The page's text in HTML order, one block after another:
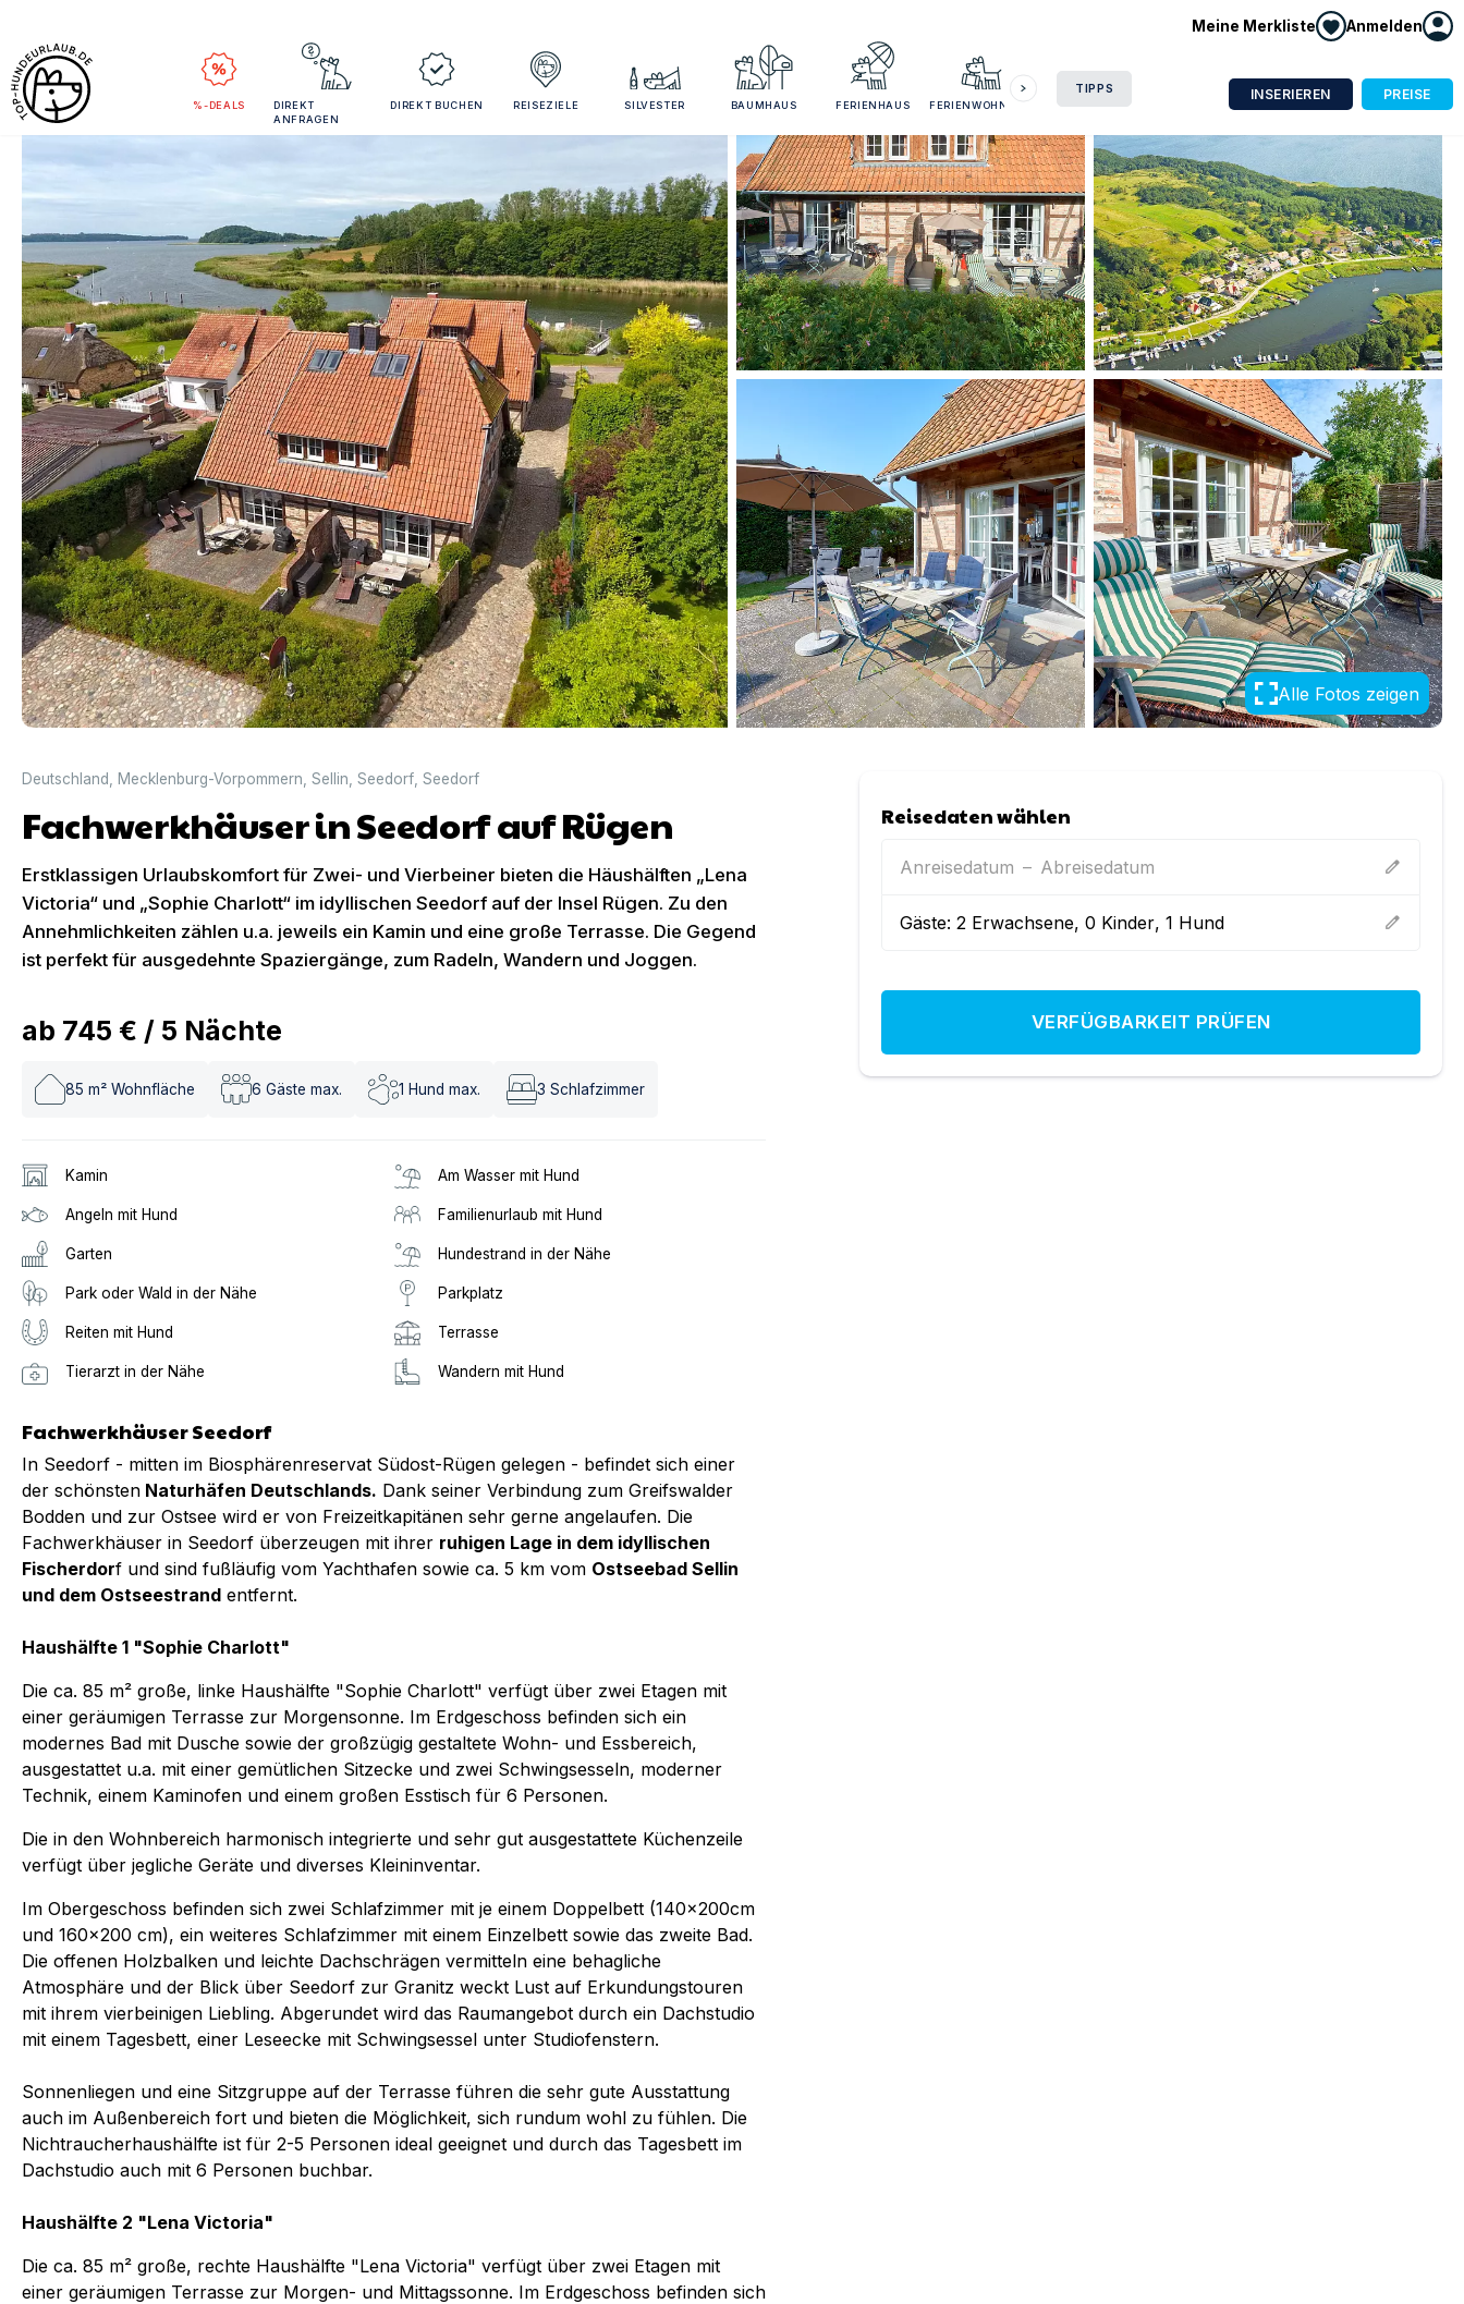
Meine Merkliste Anmelden
%-DEALS
DIREKT
ANFRAGEN
DIREKT BUCHEN REISEZIELE SILVESTER BAUMHAUS FERIENHAUS FERIENWOHNUNG
TIPPS INSERIEREN PREISE
Alle Fotos zeigen
Deutschland Mecklenburg-Vorpommern Sellin Seedorf Seedorf
Fachwerkhäuser in Seedorf auf Rügen
Erstklassigen Urlaubskomfort für Zwei- und Vierbeiner bieten die Häushälften „Lena
Victoria“ und „Sophie Charlott“ im idyllischen Seedorf auf der Insel Rügen. Zu den
Annehmlichkeiten zählen u.a. jeweils ein Kamin und eine große Terrasse. Die Gegend
ist perfekt für ausgedehnte Spaziergänge, zum Radeln, Wandern und Joggen.
ab 745 € / 5 Nächte
85 m² Wohnfläche 6 Gäste max. 1 Hund max. 3 Schlafzimmer
Kamin Am Wasser mit Hund
Angeln mit Hund Familienurlaub mit Hund
Garten Hundestrand in der Nähe
Park oder Wald in der Nähe Parkplatz
Reiten mit Hund Terrasse
Tierarzt in der Nähe Wandern mit Hund
Fachwerkhäuser Seedorf
In Seedorf - mitten im Biosphärenreservat Südost-Rügen gelegen - befindet sich einer
der schönsten Naturhäfen Deutschlands. Dank seiner Verbindung zum Greifswalder
Bodden und zur Ostsee wird er von Freizeitkapitänen sehr gerne angelaufen. Die
Fachwerkhäuser in Seedorf überzeugen mit ihrer ruhigen Lage in dem idyllischen
Fischerdorf und sind fußläufig vom Yachthafen sowie ca. 5 km vom Ostseebad Sellin
und dem Ostseestrand entfernt.
Haushälfte 1 "Sophie Charlott"
Die ca. 85 m² große, linke Haushälfte "Sophie Charlott" verfügt über zwei Etagen mit
einer geräumigen Terrasse zur Morgensonne. Im Erdgeschoss befinden sich ein
modernes Bad mit Dusche sowie der großzügig gestaltete Wohn- und Essbereich,
ausgestattet u.a. mit einer gemütlichen Sitzecke und zwei Schwingsesseln, moderner
Technik, einem Kaminofen und einem großen Esstisch für 6 Personen.
Die in den Wohnbereich harmonisch integrierte und sehr gut ausgestattete Küchenzeile
verfügt über jegliche Geräte und diverses Kleininventar.
Im Obergeschoss befinden sich zwei Schlafzimmer mit je einem Doppelbett (140x200cm
und 160x200 cm), ein weiteres Schlafzimmer mit einem Einzelbett sowie das zweite Bad.
Die offenen Holzbalken und leichte Dachschrägen vermitteln eine behagliche
Atmosphäre und der Blick über Seedorf zur Granitz weckt Lust auf Erkundungstouren
mit ihrem vierbeinigen Liebling. Abgerundet wird das Raumangebot durch ein Dachstudio
mit einem Tagesbett, einer Leseecke mit Schwingsessel unter Studiofenstern.
Sonnenliegen und eine Sitzgruppe auf der Terrasse führen die sehr gute Ausstattung
auch im Außenbereich fort und bieten die Möglichkeit, sich rundum wohl zu fühlen. Die
Nichtraucherhaushälfte ist für 2-5 Personen ideal geeignet und durch das Tagesbett im
Dachstudio auch mit 6 Personen buchbar.
Haushälfte 2 "Lena Victoria"
Die ca. 85 m² große, rechte Haushälfte "Lena Victoria" verfügt über zwei Etagen mit
einer geräumigen Terrasse zur Morgen- und Mittagssonne. Im Erdgeschoss befinden sich
Reisedaten wählen
Anreisedatum – Abreisedatum edit
Gäste:2 Erwachsene,0 Kinder,1 Hund edit
VERFÜGBARKEIT PRÜFEN